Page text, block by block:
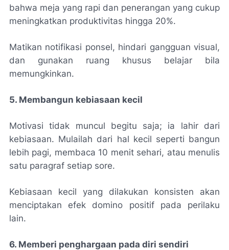
bahwa meja yang rapi dan penerangan yang cukup
meningkatkan produktivitas hingga 20%.
Matikan notifikasi ponsel, hindari gangguan visual,
dan gunakan ruang khusus belajar bila
memungkinkan.
5. Membangun kebiasaan kecil
Motivasi tidak muncul begitu saja; ia lahir dari
kebiasaan. Mulailah dari hal kecil seperti bangun
lebih pagi, membaca 10 menit sehari, atau menulis
satu paragraf setiap sore.
Kebiasaan kecil yang dilakukan konsisten akan
menciptakan efek domino positif pada perilaku
lain.
6. Memberi penghargaan pada diri sendiri